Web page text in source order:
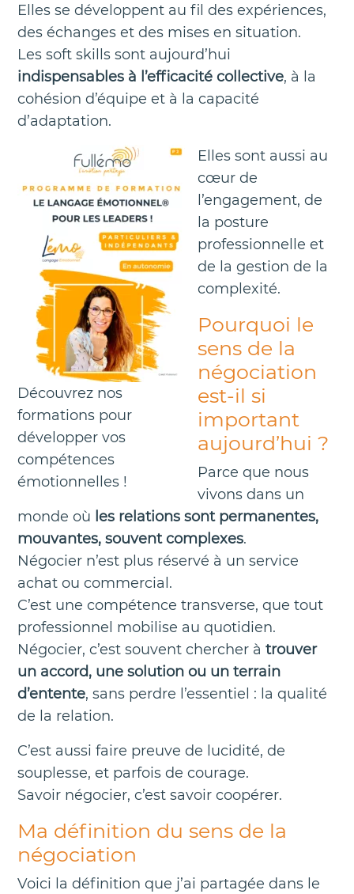
Elles se développent au fil des expériences,
des échanges et des mises en situation.
Les soft skills sont aujourd’hui
indispensables à l’efficacité collective, à la
cohésion d’équipe et à la capacité
d’adaptation.
Découvrez nos
formations pour
développer vos
compétences
émotionnelles !
Elles sont aussi au
cœur de
l’engagement, de
la posture
professionnelle et
de la gestion de la
complexité.
Pourquoi le
sens de la
négociation
est-il si
important
aujourd’hui ?
Parce que nous
vivons dans un
monde où les relations sont permanentes,
mouvantes, souvent complexes.
Négocier n’est plus réservé à un service
achat ou commercial.
C’est une compétence transverse, que tout
professionnel mobilise au quotidien.
Négocier, c’est souvent chercher à trouver
un accord, une solution ou un terrain
d’entente, sans perdre l’essentiel : la qualité
de la relation.
C’est aussi faire preuve de lucidité, de
souplesse, et parfois de courage.
Savoir négocier, c’est savoir coopérer.
Ma définition du sens de la
négociation
Voici la définition que j’ai partagée dans le